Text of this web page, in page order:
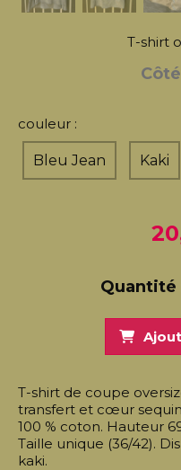
T-shirt
couleur :
Bleu Jean Kaki
Quantité
T-shirt de coupe
transfert et cœur
100 % coton. Hauteur
Taille unique (36/42).
kaki.